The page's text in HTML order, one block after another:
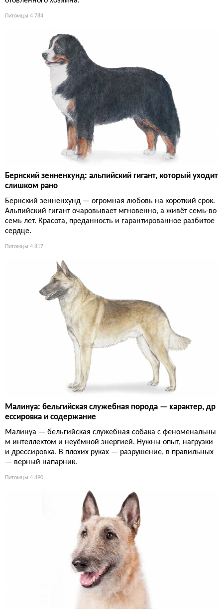
Питомцы 4 784
Бернский зенненхунд: альпийский гигант, который уходит
слишком рано
Бернский зенненхунд — огромная любовь на короткий срок.
Альпийский гигант очаровывает мгновенно, а живёт семь-во
семь лет. Красота, преданность и гарантированное разбитое
сердце.
Питомцы 4 817
Малинуа: бельгийская служебная порода — характер, др
ессировка и содержание
Малинуа — бельгийская служебная собака с феноменальны
м интеллектом и неуёмной энергией. Нужны опыт, нагрузки
и дрессировка. В плохих руках — разрушение, в правильных
— верный напарник.
Питомцы 4 890